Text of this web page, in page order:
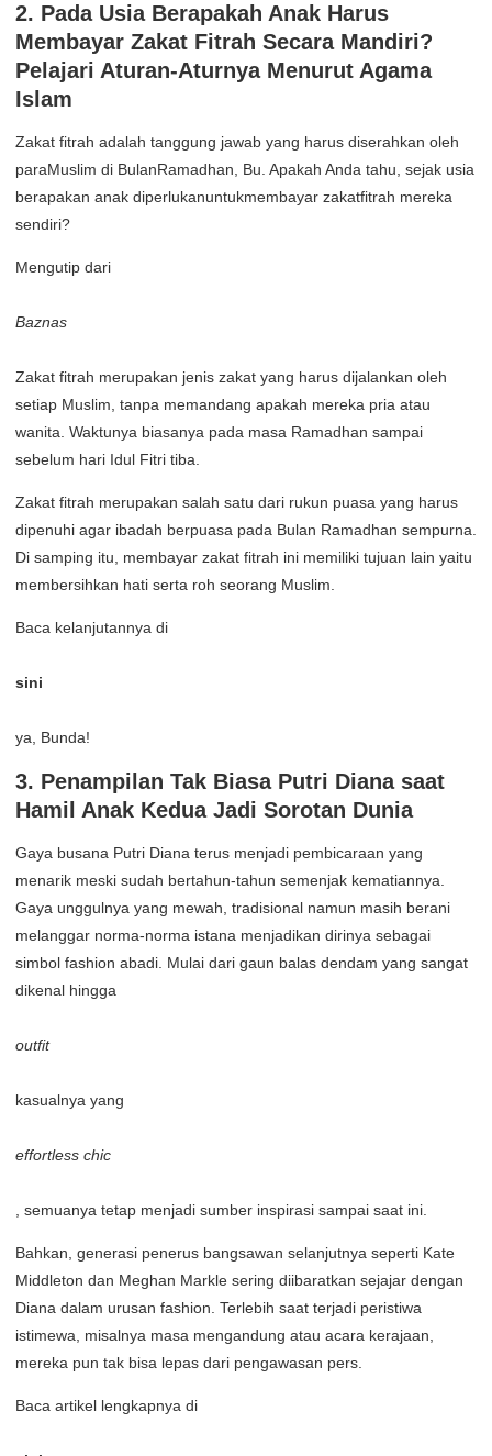
2. Pada Usia Berapakah Anak Harus
Membayar Zakat Fitrah Secara Mandiri?
Pelajari Aturan-Aturnya Menurut Agama
Islam
Zakat fitrah adalah tanggung jawab yang harus diserahkan oleh
paraMuslim di BulanRamadhan, Bu. Apakah Anda tahu, sejak usia
berapakan anak diperlukanuntukmembayar zakatfitrah mereka
sendiri?
Mengutip dari
Baznas
Zakat fitrah merupakan jenis zakat yang harus dijalankan oleh
setiap Muslim, tanpa memandang apakah mereka pria atau
wanita. Waktunya biasanya pada masa Ramadhan sampai
sebelum hari Idul Fitri tiba.
Zakat fitrah merupakan salah satu dari rukun puasa yang harus
dipenuhi agar ibadah berpuasa pada Bulan Ramadhan sempurna.
Di samping itu, membayar zakat fitrah ini memiliki tujuan lain yaitu
membersihkan hati serta roh seorang Muslim.
Baca kelanjutannya di
sini
ya, Bunda!
3. Penampilan Tak Biasa Putri Diana saat
Hamil Anak Kedua Jadi Sorotan Dunia
Gaya busana Putri Diana terus menjadi pembicaraan yang
menarik meski sudah bertahun-tahun semenjak kematiannya.
Gaya unggulnya yang mewah, tradisional namun masih berani
melanggar norma-norma istana menjadikan dirinya sebagai
simbol fashion abadi. Mulai dari gaun balas dendam yang sangat
dikenal hingga
outfit
kasualnya yang
effortless chic
, semuanya tetap menjadi sumber inspirasi sampai saat ini.
Bahkan, generasi penerus bangsawan selanjutnya seperti Kate
Middleton dan Meghan Markle sering diibaratkan sejajar dengan
Diana dalam urusan fashion. Terlebih saat terjadi peristiwa
istimewa, misalnya masa mengandung atau acara kerajaan,
mereka pun tak bisa lepas dari pengawasan pers.
Baca artikel lengkapnya di